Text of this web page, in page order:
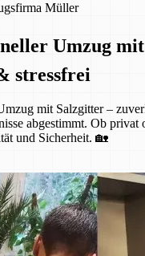
Müller
Umzug
stressfrei
mit Salzgitter –
abgestimmt. Ob privat
und Sicherheit. 🏡